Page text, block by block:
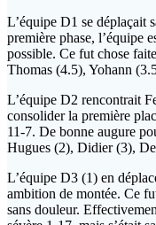
L’équipe D1 se déplaçait
première phase, l’équipe
possible. Ce fut chose
Thomas (4.5), Yohann
L’équipe D2 rencontrait
consolider la première
11-7. De bonne augure
Hugues (2), Didier (3),
L’équipe D3 (1) en
ambition de montée. Ce
sans douleur.